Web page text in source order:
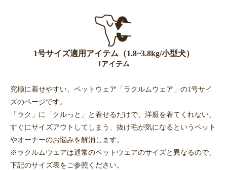
1号サイズ適用アイテム（1.8~3.8kg/小型犬）
1アイテム
究極に着せやすい、ペットウェア「ラクルムウェア」の1号サイ
ズのページです。
「ラク」に「クルっと」と着せるだけで、洋服を着てくれない、
すぐにサイズアウトしてしまう、抜け毛が気になるというペット
やオーナーのお悩みを解消します。
※ラクルムウェアは通常のペットウェアのサイズと異なるので、
下記のサイズ表をご参照ください。